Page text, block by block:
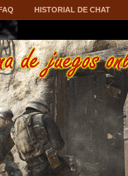
HISTORIAL DE CHAT